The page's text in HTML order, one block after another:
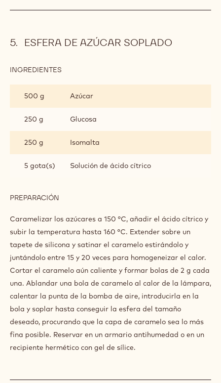
ESFERA DE AZÚCAR SOPLADO
INGREDIENTES
AZÚCAR
SOPLADO
500 g Azúcar
250 g Glucosa
250 g Isomalta
5 gota(s) Solución de ácido cítrico
PREPARACIÓN
DE
SOPLADO
Caramelizar los azúcares a 150 °C, añadir el ácido cítrico y
subir la temperatura hasta 160 °C. Extender sobre un
tapete de silicona y satinar el caramelo estirándolo y
juntándolo entre 15 y 20 veces para homogeneizar el calor.
Cortar el caramelo aún caliente y formar bolas de 2 g cada
una. Ablandar una bola de caramelo al calor de la lámpara,
calentar la punta de la bomba de aire, introducirla en la
bola y soplar hasta conseguir la esfera del tamaño
deseado, procurando que la capa de caramelo sea lo más
fina posible. Reservar en un armario antihumedad o en un
recipiente hermético con gel de sílice.